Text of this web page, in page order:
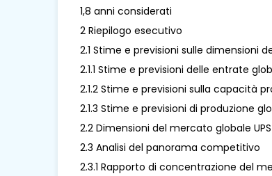
1,8 anni considerati
2 Riepilogo esecutivo
2.1 Stime e previsioni sulle dimensioni
2.1.1 Stime e previsioni delle entrate
2.1.2 Stime e previsioni sulla capacità
2.1.3 Stime e previsioni di produzione
2.2 Dimensioni del mercato globale
2.3 Analisi del panorama competitivo
2.3.1 Rapporto di concentrazione del